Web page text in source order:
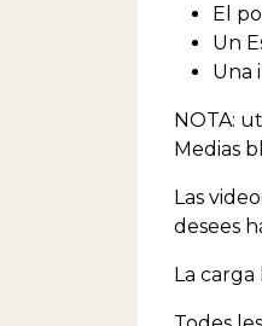
El
Un
Una
NOTA:
Medias
Las
desees
La